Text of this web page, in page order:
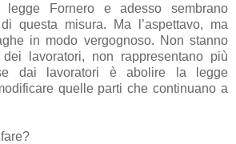
legge Fornero e adesso sembrano
questa misura. Ma l’aspettavo, ma
in modo vergognoso. Non stanno
dei lavoratori, non rappresentano più
dai lavoratori è abolire la legge
quelle parti che continuano a